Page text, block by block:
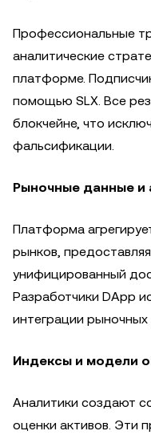
Профессиональные
аналитические
платформе.
помощью SLX. Все
блокчейне, что
фальсификации.
Рыночные данные и
Платформа
рынков,
унифицированный
Разработчики DApp
интеграции
Индексы и модели
Аналитики создают
оценки активов. Эти